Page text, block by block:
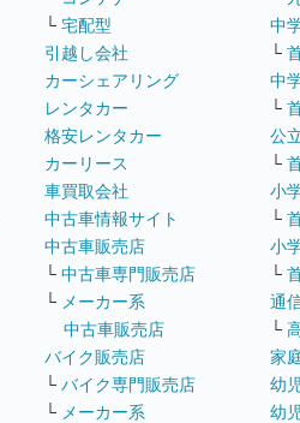
└ 宅配型
引越し会社
カーシェアリング
レンタカー
格安レンタカー
カーリース
車買取会社
中古車情報サイト
中古車販売店
└ 中古車専門販売店
└ メーカー系
中古車販売店
バイク販売店
└ バイク専門販売店
└ メーカー系
中
└
中
└
公
└
小
└
小
└
通
└
家
幼
幼